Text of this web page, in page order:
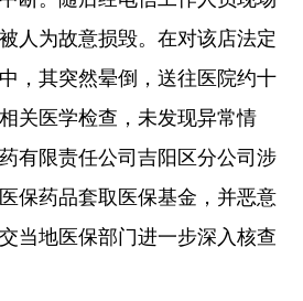
人为故意损毁。在对该店法定
，其突然晕倒，送往医院约十
关医学检查，未发现异常情
有限责任公司吉阳区分公司涉
保药品套取医保基金，并恶意
当地医保部门进一步深入核查